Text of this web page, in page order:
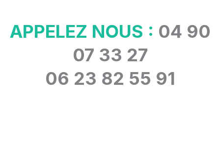
contenu
APPELEZ NOUS : 04 90
07 33 27
06 23 82 55 91